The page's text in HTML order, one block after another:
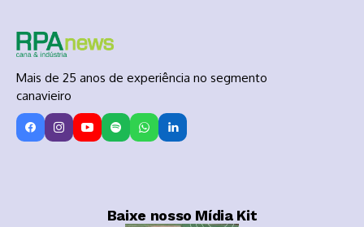
Mais de 25 anos de experiência no segmento
canavieiro
Baixe nosso Mídia Kit